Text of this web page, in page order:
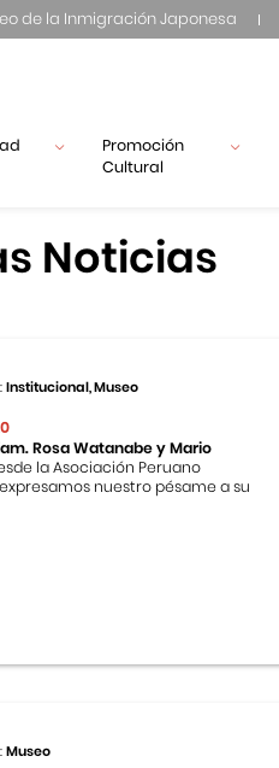
de la Inmigración Japonesa
Promoción
Cultural
Noticias
Institucional, Museo
Rosa Watanabe y Mario
la Asociación Peruano
nuestro pésame a su
Museo